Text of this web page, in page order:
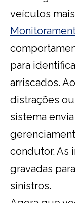
veículos
para
arriscados.
distrações
sistema
condutor. As
gravadas
sinistros.